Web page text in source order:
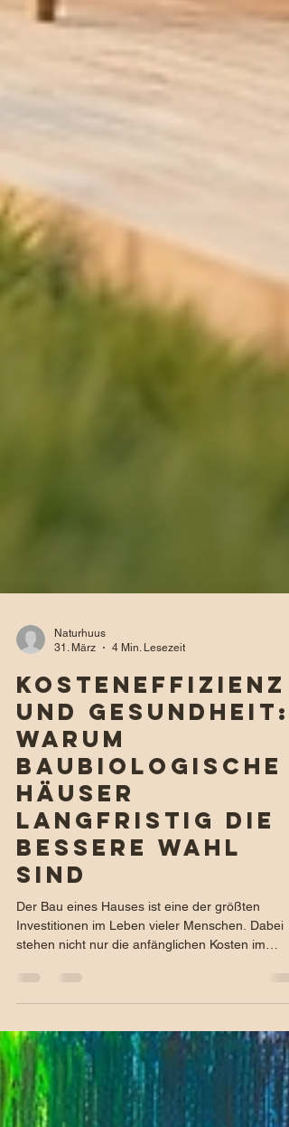
31. März
4 Min. Lesezeit
Kosteneffizienz
und Gesundheit:
Warum
baubiologische
Häuser
langfristig die
bessere Wahl
sind
Der Bau eines Hauses ist eine der größten
Fokus, sondern auch die langfristigen
und die Umwelt. Baubiologische Häuser bieten
eine interessante Alternative zum
Bau. Trotz höherer Anfangsausgaben können sie
über die Jahre günstiger sein und gleichzeitig die
Gesundheit von Bewohnern und Natur fördern.